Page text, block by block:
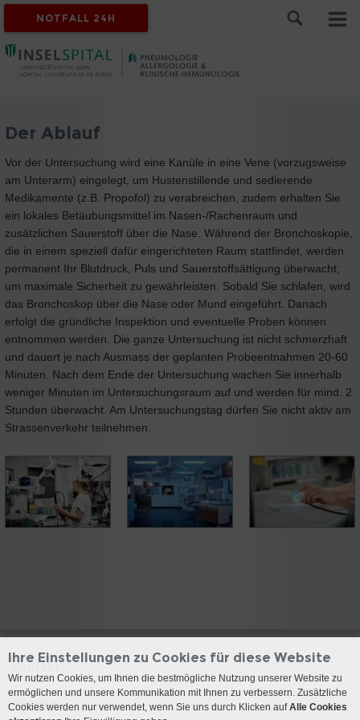
NOTFALL 24H
Der Ablauf
Vor der Untersuchung wird eine Kanüle in eine Vene (vorzugsweise
am Unterarm) eingelegt, um Hustenstillende und sedierende
Medikamente (z.B. Propofol) zu verabreichen, zudem erhalten Sie
ein lokales Betäubungsmittel im Nasen-/Rachenraum und
zusätzlichen Sauerstoff über die Nase. Während der Bronchoskopie,
die in einem speziell dafür eingerichteten Raum stattfindet, werden
permanent Ihr Blutdruck, Puls und Sauerstoffsättigung überwacht,
um maximale Sicherheit zu gewährleisten. Sobald Sie schlafen, wird
das Bronchoskop über die Nase oder Mund eingeführt. Danach
erfolgt die gründliche Inspektion und eventuelle Proben können
entnommen werden. Die ganze Untersuchung ist nicht schmerzhaft
und dauert je nach Ausmass der geplanten Probeentnahmen 20-60
Minuten. Nach dem Ende der Untersuchung wachen Sie innerhalb
weniger Minuten im Untersuchungsraum auf und werden für mind. 2
Stunden überwacht. Am Untersuchungstag dürfen Sie nicht aktiv am
Strassenverkehr teilnehmen.
Kontakt
Anreise
Ihre Einstellungen zu Cookies für diese Website
Wir nutzen Cookies, um Ihnen die bestmögliche Nutzung unserer Website zu
ermöglichen und unsere Kommunikation mit Ihnen zu verbessern. Zusätzliche
Cookies werden nur verwendet, wenn Sie uns durch Klicken aufAlle Cookies